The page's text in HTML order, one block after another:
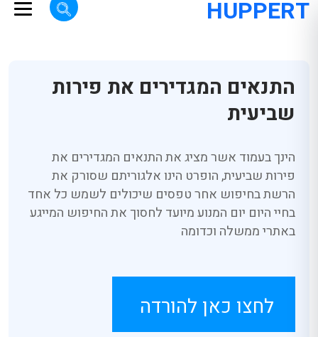
HUPPERT
התנאים המגדירים את פירות
שביעית
הינך בעמוד אשר מציג את התנאים המגדירים את
פירות שביעית, הופרט הינו אלגוריתם שסורק את
הרשת בחיפוש אחר טפסים שיכולים לשמש כל אחד
בחיי היום יום המנוע מיועד לחסוך את החיפוש המייגע
באתרי ממשלה וכדומה
לחצו כאן להורדה